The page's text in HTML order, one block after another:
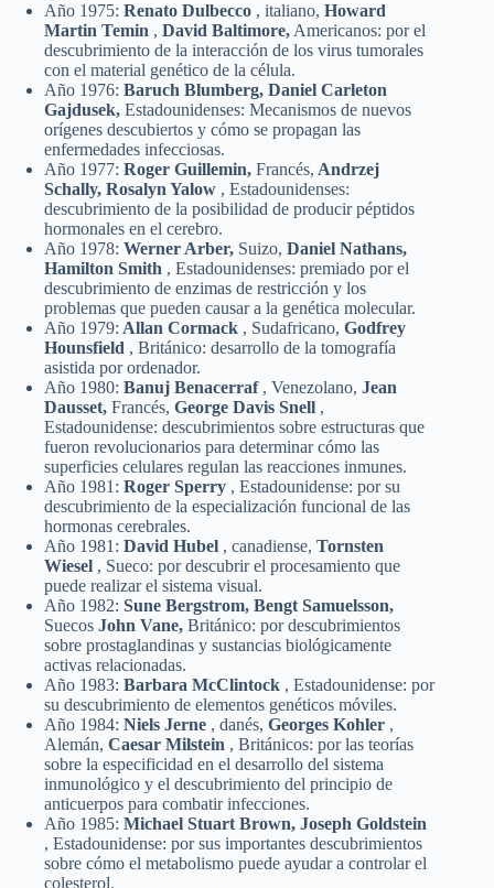
Año 1975: Renato Dulbecco , italiano, Howard
Martin Temin , David Baltimore, Americanos: por el
descubrimiento de la interacción de los virus tumorales
con el material genético de la célula.
Año 1976: Baruch Blumberg, Daniel Carleton
Gajdusek, Estadounidenses: Mecanismos de nuevos
orígenes descubiertos y cómo se propagan las
enfermedades infecciosas.
Año 1977: Roger Guillemin, Francés, Andrzej
Schally, Rosalyn Yalow , Estadounidenses:
descubrimiento de la posibilidad de producir péptidos
hormonales en el cerebro.
Año 1978: Werner Arber, Suizo, Daniel Nathans,
Hamilton Smith , Estadounidenses: premiado por el
descubrimiento de enzimas de restricción y los
problemas que pueden causar a la genética molecular.
Año 1979: Allan Cormack , Sudafricano, Godfrey
Hounsfield , Británico: desarrollo de la tomografía
asistida por ordenador.
Año 1980: Banuj Benacerraf, Venezolano, Jean
Dausset, Francés, George Davis Snell ,
Estadounidense: descubrimientos sobre estructuras que
fueron revolucionarios para determinar cómo las
superficies celulares regulan las reacciones inmunes.
Año 1981: Roger Sperry , Estadounidense: por su
descubrimiento de la especialización funcional de las
hormonas cerebrales.
Año 1981: David Hubel , canadiense, Tornsten
Wiesel , Sueco: por descubrir el procesamiento que
puede realizar el sistema visual.
Año 1982: Sune Bergstrom, Bengt Samuelsson,
Suecos John Vane, Británico: por descubrimientos
sobre prostaglandinas y sustancias biológicamente
activas relacionadas.
Año 1983: Barbara McClintock , Estadounidense: por
su descubrimiento de elementos genéticos móviles.
Año 1984: Niels Jerne , danés, Georges Kohler ,
Alemán, Caesar Milstein , Británicos: por las teorías
sobre la especificidad en el desarrollo del sistema
inmunológico y el descubrimiento del principio de
anticuerpos para combatir infecciones.
Año 1985: Michael Stuart Brown, Joseph Goldstein
, Estadounidense: por sus importantes descubrimientos
sobre cómo el metabolismo puede ayudar a controlar el
colesterol.